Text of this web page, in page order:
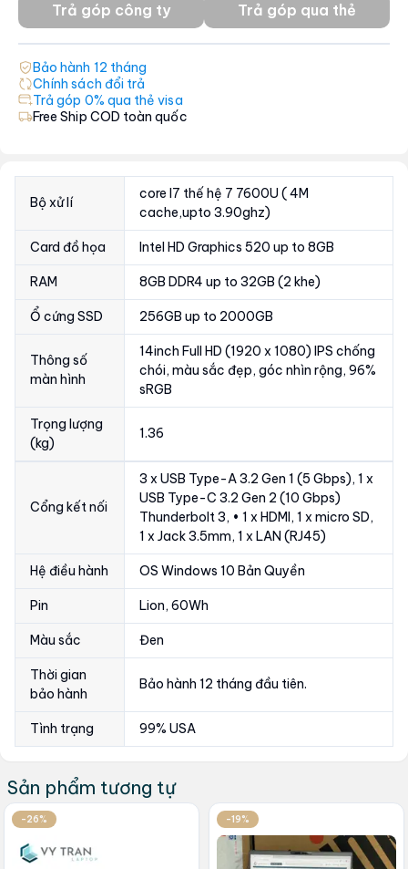
Trả góp công ty Trả góp qua thẻ
Bảo hành 12 tháng
Chính sách đổi trả
Trả góp 0% qua thẻ visa
Free Ship COD toàn quốc
Bộ xử lí
core I7 thế hệ 7 7600U ( 4M
cache,upto 3.90ghz)
Card đồ họa Intel HD Graphics 520 up to 8GB
RAM 8GB DDR4 up to 32GB (2 khe)
Ổ cứng SSD 256GB up to 2000GB
Thông số
màn hình
14inch Full HD (1920 x 1080) IPS chống
chói, màu sắc đẹp, góc nhìn rộng, 96%
sRGB
Trọng lượng
(kg)
1.36
Cổng kết nối
3 x USB Type-A 3.2 Gen 1 (5 Gbps), 1 x
USB Type-C 3.2 Gen 2 (10 Gbps)
Thunderbolt 3, • 1 x HDMI, 1 x micro SD,
1 x Jack 3.5mm, 1 x LAN (RJ45)
Hệ điều hành OS Windows 10 Bản Quyền
Pin Lion, 60Wh
Màu sắc Đen
Thời gian
bảo hành
Bảo hành 12 tháng đầu tiên.
Tình trạng 99% USA
Sản phẩm tương tự
-26% -19%